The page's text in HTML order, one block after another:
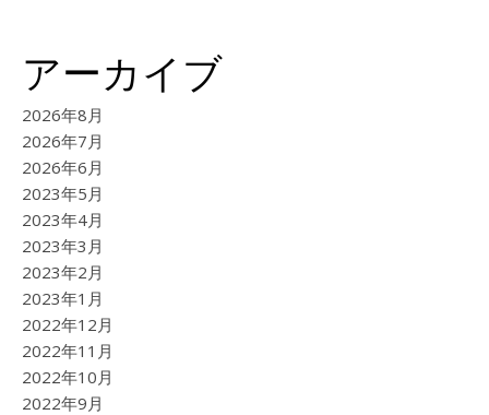
アーカイブ
2026年8月
2026年7月
2026年6月
2023年5月
2023年4月
2023年3月
2023年2月
2023年1月
2022年12月
2022年11月
2022年10月
2022年9月